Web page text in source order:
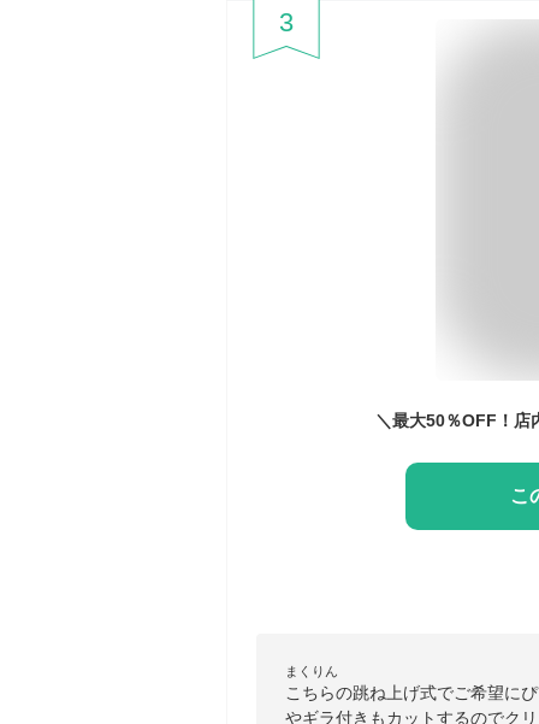
3
こ
まくりん
こちらの跳ね上げ式でご希望に
やギラ付きもカットするのでク